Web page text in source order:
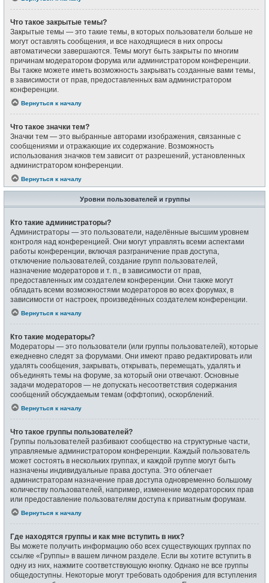
Что такое закрытые темы?
Закрытые темы — это такие темы, в которых пользователи больше не
могут оставлять сообщения, и все находящиеся в них опросы
автоматически завершаются. Темы могут быть закрыты по многим
причинам модератором форума или администратором конференции.
Вы также можете иметь возможность закрывать созданные вами темы,
в зависимости от прав, предоставленных вам администратором
конференции.
Вернуться к началу
Что такое значки тем?
Значки тем — это выбранные авторами изображения, связанные с
сообщениями и отражающие их содержание. Возможность
использования значков тем зависит от разрешений, установленных
администратором конференции.
Вернуться к началу
Уровни пользователей и группы
Кто такие администраторы?
Администраторы — это пользователи, наделённые высшим уровнем
контроля над конференцией. Они могут управлять всеми аспектами
работы конференции, включая разграничение прав доступа,
отключение пользователей, создание групп пользователей,
назначение модераторов и т. п., в зависимости от прав,
предоставленных им создателем конференции. Они также могут
обладать всеми возможностями модераторов во всех форумах, в
зависимости от настроек, произведённых создателем конференции.
Вернуться к началу
Кто такие модераторы?
Модераторы — это пользователи (или группы пользователей), которые
ежедневно следят за форумами. Они имеют право редактировать или
удалять сообщения, закрывать, открывать, перемещать, удалять и
объединять темы на форуме, за который они отвечают. Основные
задачи модераторов — не допускать несоответствия содержания
сообщений обсуждаемым темам (оффтопик), оскорблений.
Вернуться к началу
Что такое группы пользователей?
Группы пользователей разбивают сообщество на структурные части,
управляемые администратором конференции. Каждый пользователь
может состоять в нескольких группах, и каждой группе могут быть
назначены индивидуальные права доступа. Это облегчает
администраторам назначение прав доступа одновременно большому
количеству пользователей, например, изменение модераторских прав
или предоставление пользователям доступа к приватным форумам.
Вернуться к началу
Где находятся группы и как мне вступить в них?
Вы можете получить информацию обо всех существующих группах по
ссылке «Группы» в вашем личном разделе. Если вы хотите вступить в
одну из них, нажмите соответствующую кнопку. Однако не все группы
общедоступны. Некоторые могут требовать одобрения для вступления